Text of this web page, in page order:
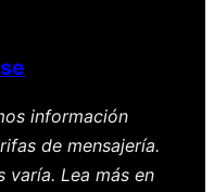
información
de mensajería.
varía. Lea más en